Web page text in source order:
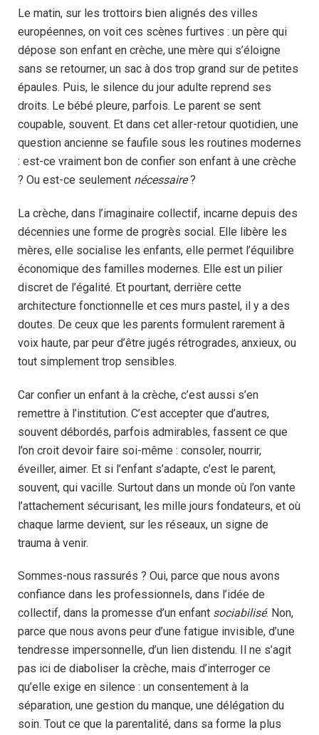
Le matin, sur les trottoirs bien alignés des villes
européennes, on voit ces scènes furtives : un père qui
dépose son enfant en crèche, une mère qui s’éloigne
sans se retourner, un sac à dos trop grand sur de petites
épaules. Puis, le silence du jour adulte reprend ses
droits. Le bébé pleure, parfois. Le parent se sent
coupable, souvent. Et dans cet aller-retour quotidien, une
question ancienne se faufile sous les routines modernes
: est-ce vraiment bon de confier son enfant à une crèche
? Ou est-ce seulement nécessaire?
La crèche, dans l’imaginaire collectif, incarne depuis des
décennies une forme de progrès social. Elle libère les
mères, elle socialise les enfants, elle permet l’équilibre
économique des familles modernes. Elle est un pilier
discret de l’égalité. Et pourtant, derrière cette
architecture fonctionnelle et ces murs pastel, il y a des
doutes. De ceux que les parents formulent rarement à
voix haute, par peur d’être jugés rétrogrades, anxieux, ou
tout simplement trop sensibles.
Car confier un enfant à la crèche, c’est aussi s’en
remettre à l’institution. C’est accepter que d’autres,
souvent débordés, parfois admirables, fassent ce que
l’on croit devoir faire soi-même : consoler, nourrir,
éveiller, aimer. Et si l’enfant s’adapte, c’est le parent,
souvent, qui vacille. Surtout dans un monde où l’on vante
l’attachement sécurisant, les mille jours fondateurs, et où
chaque larme devient, sur les réseaux, un signe de
trauma à venir.
Sommes-nous rassurés ? Oui, parce que nous avons
confiance dans les professionnels, dans l’idée de
collectif, dans la promesse d’un enfant sociabilisé. Non,
parce que nous avons peur d’une fatigue invisible, d’une
tendresse impersonnelle, d’un lien distendu. Il ne s’agit
pas ici de diaboliser la crèche, mais d’interroger ce
qu’elle exige en silence : un consentement à la
séparation, une gestion du manque, une délégation du
soin. Tout ce que la parentalité, dans sa forme la plus